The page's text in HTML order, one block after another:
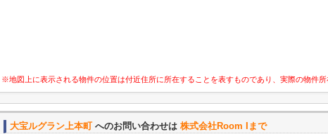
※地図上に表示される物件の位置は付近住所に所在することを表すものであり、実際の物件所
大宝ルグラン上本町へのお問い合わせは 株式会社Room Iまで